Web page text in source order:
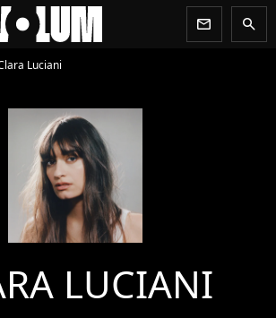
newsletter search
Luciani
LUCIANI